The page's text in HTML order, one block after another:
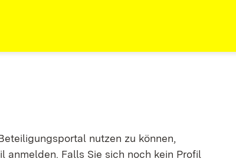
nutzen zu können,
anmelden. Falls Sie sich noch kein Profil